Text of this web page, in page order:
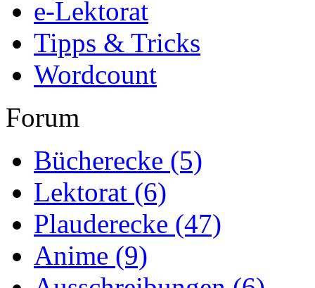
e-Lektorat
Tipps & Tricks
Wordcount
Forum
Bücherecke (5)
Lektorat (6)
Plauderecke (47)
Anime (9)